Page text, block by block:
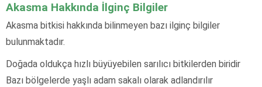
Akasma Hakkında İlginç Bilgiler
Akasma bitkisi hakkında bilinmeyen bazı ilginç bilgiler
bulunmaktadır.
Doğada oldukça hızlı büyüyebilen sarılıcı bitkilerden biridir
Bazı bölgelerde yaşlı adam sakalı olarak adlandırılır